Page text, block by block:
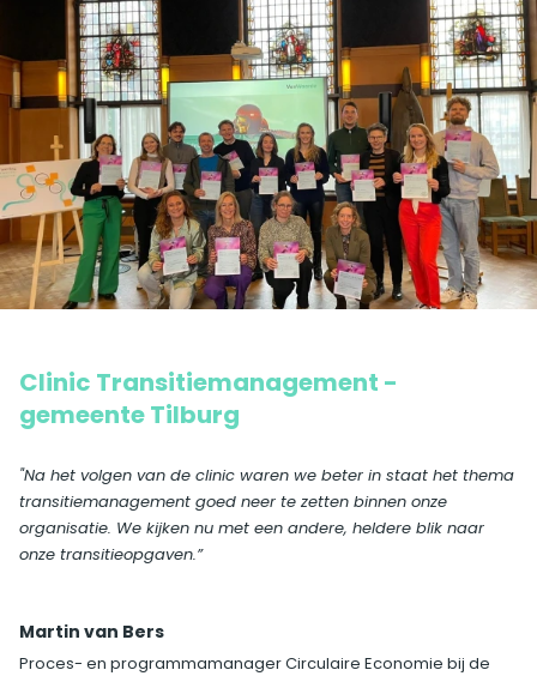
Clinic Transitiemanagement -
gemeente Tilburg
"Na het volgen van de clinic waren we beter in staat het thema
transitiemanagement goed neer te zetten binnen onze
organisatie. We kijken nu met een andere, heldere blik naar
onze transitieopgaven.”
Martin van Bers
Proces- en programmamanager Circulaire Economie bij de